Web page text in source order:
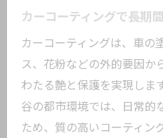
カーコーティングで長期
カーコーティングは、車の
ス、花粉などの外的要因か
わたる艶と保護を実現しま
谷の都市環境では、日常的
ため、質の高いコーティン